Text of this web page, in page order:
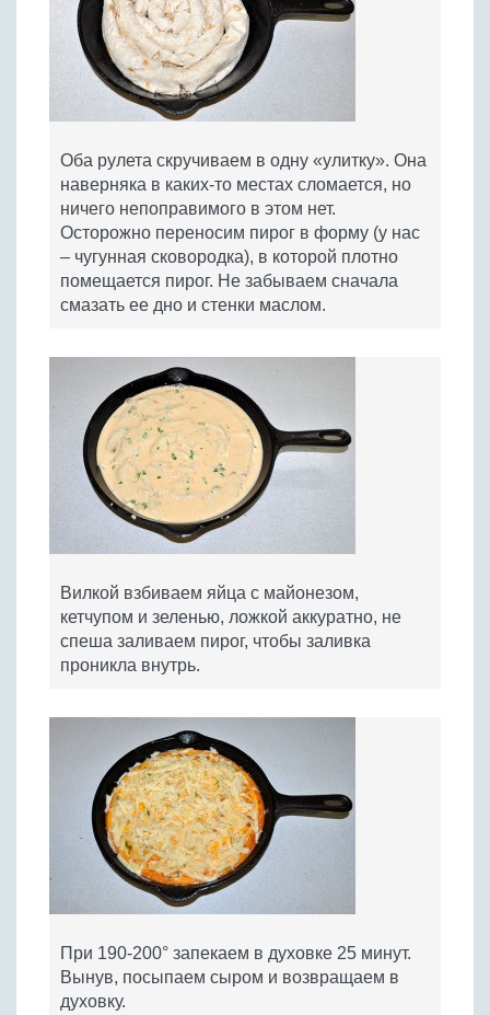
Оба рулета скручиваем в одну «улитку». Она
наверняка в каких-то местах сломается, но
ничего непоправимого в этом нет.
Осторожно переносим пирог в форму (у нас
– чугунная сковородка), в которой плотно
помещается пирог. Не забываем сначала
смазать ее дно и стенки маслом.
Вилкой взбиваем яйца с майонезом,
кетчупом и зеленью, ложкой аккуратно, не
спеша заливаем пирог, чтобы заливка
проникла внутрь.
При 190-200° запекаем в духовке 25 минут.
Вынув, посыпаем сыром и возвращаем в
духовку.